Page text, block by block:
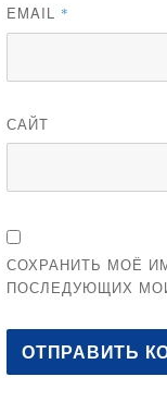
EMAIL *
САЙТ
СОХРАНИТЬ МОЁ
ПОСЛЕДУЮЩИХ